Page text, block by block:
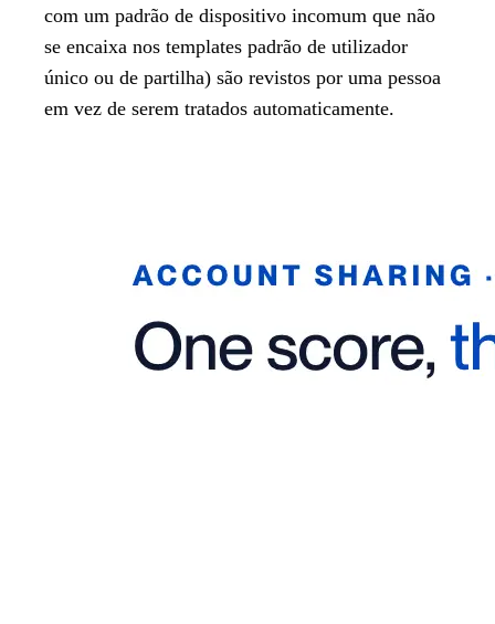
com um padrão de dispositivo incomum que não
se encaixa nos templates padrão de utilizador
único ou de partilha) são revistos por uma pessoa
em vez de serem tratados automaticamente.